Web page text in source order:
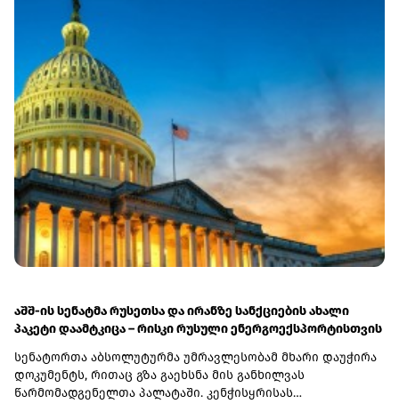
აშშ-ის სენატმა რუსეთსა და ირანზე სანქციების ახალი
პაკეტი დაამტკიცა – რისკი რუსული ენერგოექსპორტისთვის
სენატორთა აბსოლუტურმა უმრავლესობამ მხარი დაუჭირა
დოკუმენტს, რითაც გზა გაეხსნა მის განხილვას
წარმომადგენელთა პალატაში. კენჭისყრისას